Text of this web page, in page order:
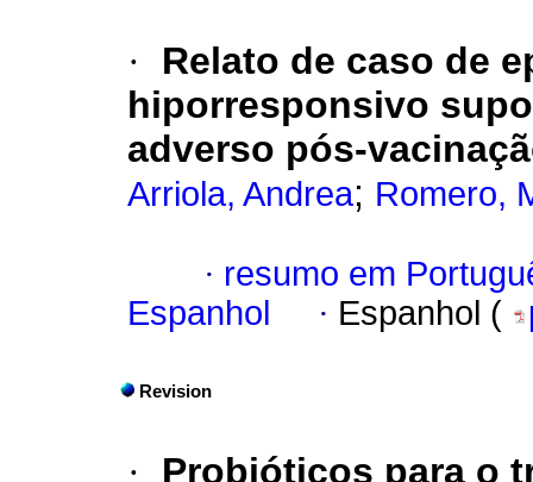
·
Relato de caso de
hiporresponsivo
adverso pós-
Arriola, Andrea; Romero,
· resumo em
Espanhol
· Espanhol (
Revision
·
Probióticos para o